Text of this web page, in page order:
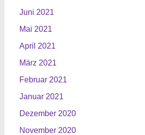
Juni 2021
Mai 2021
April 2021
März 2021
Februar 2021
Januar 2021
Dezember 2020
November 2020